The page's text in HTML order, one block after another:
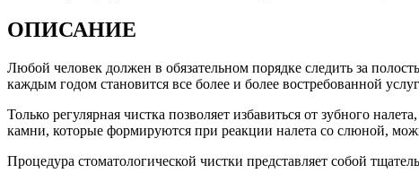
ОПИСАНИЕ
Любой человек должен в обязательном порядке следить за
каждым годом становится все более и более востребованной
Только регулярная чистка позволяет избавиться от зубного
камни, которые формируются при реакции налета со слюной,
Процедура стоматологической чистки представляет собой